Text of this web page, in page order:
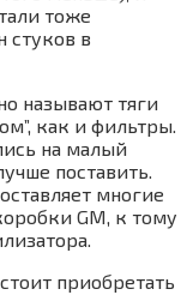
тоже
стуков в
называют тяги
как и фильтры.
на малый
поставить.
многие
GM, к тому
приобретать